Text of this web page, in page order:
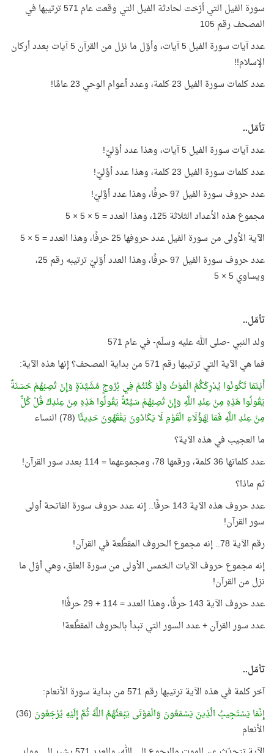
سورة الفيل التي أرّخت لحادثة الفيل التي وقعت عام 571 ترتيبها في
المصحف رقم 105
عدد آيات سورة الفيل 5 آيات، وأوّل ما نزل من القرآن 5 آيات بعدد أركان
الإسلام!!
عدد كلمات سورة الفيل 23 كلمة، وعدد أعوام الوحي 23 عامًا!
تأمّل..
عدد آيات سورة الفيل 5 آيات، وهذا عدد أوّليّ!
عدد كلمات سورة الفيل 23 كلمة، وهذا عدد أوَّليّ!
عدد حروف سورة الفيل 97 حرفًا، وهذا عدد أوَّليّ!
مجموع هذه الأعداد الثلاثة 125، وهذا العدد = 5 × 5 × 5
الآية الأولى من سورة الفيل عدد حروفها 25 حرفًا، وهذا العدد = 5 × 5
عدد حروف سورة الفيل 97 حرفًا، وهذا العدد أوّليّ ترتيبه رقم 25،
ويساوي 5 × 5
تأمّل..
ولد النبي -صلى الله عليه وسلّم- في عام 571
فما هي الآية التي ترتيبها رقم 571 من بداية المصحف؟ إنها هذه الآية:
أَيْنَمَا تَكُونُوا يُدْرِكْكُّمُ الْمَوْتُ وَلَوْ كُنْتُمْ فِي بُرُوجٍ مُشَيَّدَةٍ وَإِنْ تُصِبْهُمْ حَسَنَةٌ
يَقُولُوا هَذِهِ مِنْ عِنْدِ اللَّهِ وَإِنْ تُصِبْهُمْ سَيِّئَةٌ يَقُولُوا هَذِهِ مِنْ عِنْدِكَ قُلْ كُلٌّ
مِنْ عِنْدِ اللَّهِ فَمَا لِهَؤُلَاءِ الْقَوْمِ لَا يَكَادُونَ يَفْقَهُونَ حَدِيثًا (78) النساء
ما العجيب في هذه الآية؟
عدد كلماتها 36 كلمة، ورقمها 78، ومجموعهما = 114 بعدد سور القرآن!
ثم ماذا؟
عدد حروف هذه الآية 143 حرفًا.. إنه عدد حروف سورة الفاتحة أولى
سور القرآن!
رقم الآية 78.. إنه مجموع الحروف المقطَّعة في القرآن!
إنه مجموع حروف الآيات الخمس الأولى من سورة العلق، وهي أوّل ما
نزل من القرآن!
عدد حروف الآية 143 حرفًا، وهذا العدد = 114 + 29 حرفًا!
عدد سور القرآن + عدد السور التي تبدأ بالحروف المقطَّعة!
تأمّل..
آخر كلمة في هذه الآية ترتيبها رقم 571 من بداية سورة الأنعام:
إِنَّمَا يَسْتَجِيبُ الَّذِينَ يَسْمَعُونَ وَالْمَوْتَى يَبْعَثُهُمُ اللَّهُ ثُمَّ إِلَيْهِ يُرْجَعُونَ
(36)
الأنعام